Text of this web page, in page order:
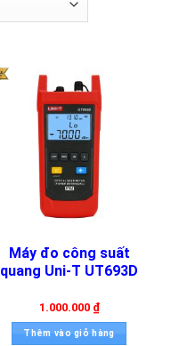
Máy đo công suất
quang Uni-T UT693D
1.000.000 ₫
Thêm vào giỏ hàng